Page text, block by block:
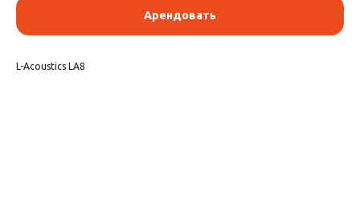
Арендовать
L-Acoustics LA8